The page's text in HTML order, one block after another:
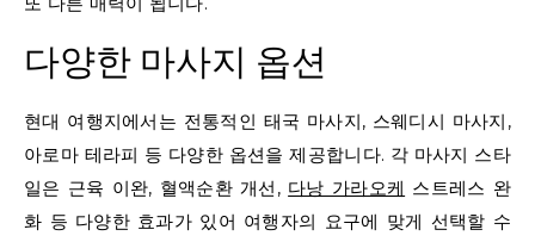
다양한 마사지 옵션
현대 여행지에서는 전통적인 태국 마사지, 스웨디시 마사지,
아로마 테라피 등 다양한 옵션을 제공합니다. 각 마사지 스타
일은 근육 이완, 혈액순환 개선, 다낭 가라오케 스트레스 완
화 등 다양한 효과가 있어 여행자의 요구에 맞게 선택할 수